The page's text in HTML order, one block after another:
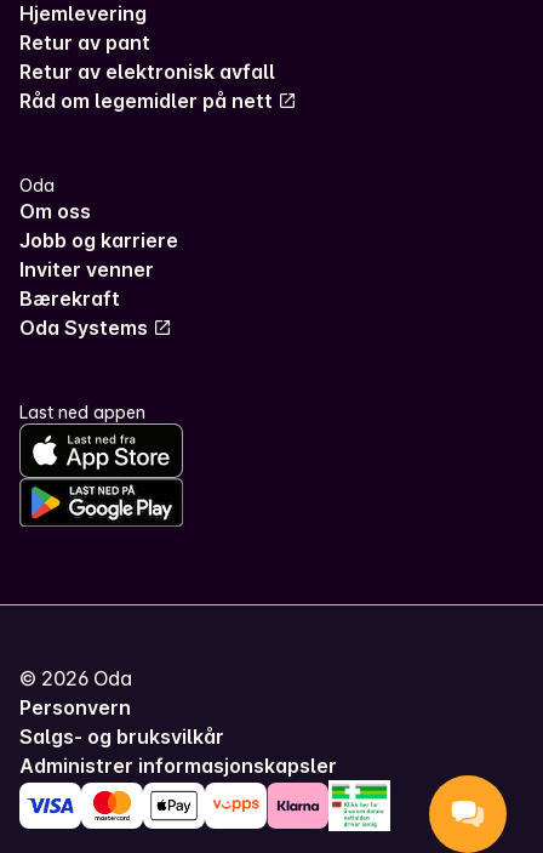
Hjemlevering
Retur av pant
Retur av elektronisk avfall
Råd om legemidler på nett
Oda
Om oss
Jobb og karriere
Inviter venner
Bærekraft
Oda Systems
Last ned appen
© 2026 Oda
Personvern
Salgs- og bruksvilkår
Administrer informasjonskapsler